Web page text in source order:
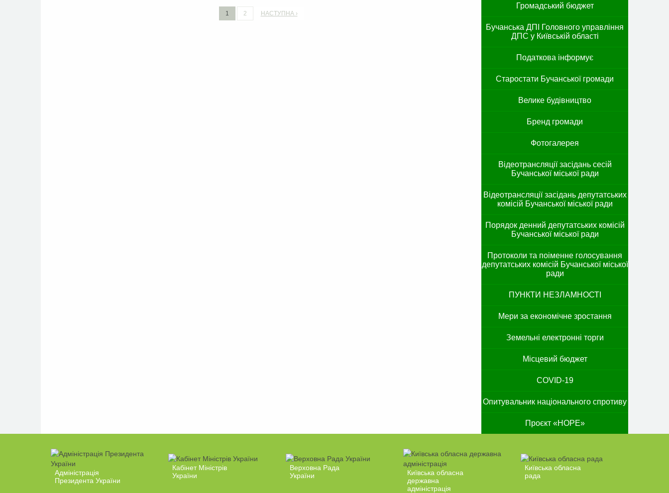
1 2 НАСТУПНА ›
Громадський бюджет
Бучанська ДПІ Головного управління
ДПС у Київській області
Податкова інформує
Старостати Бучанської громади
Велике будівництво
Бренд громади
Фотогалерея
Відеотрансляції засідань сесій
Бучанської міської ради
Відеотрансляції засідань депутатських
комісій Бучанської міської ради
Порядок денний депутатських комісій
Бучанської міської ради
Протоколи та поіменне голосування
депутатських комісій Бучанської міської
ради
ПУНКТИ НЕЗЛАМНОСТІ
Мери за економічне зростання
Земельні електронні торги
Місцевий бюджет
COVID-19
Опитувальник національного спротиву
Проєкт «HOPE»
Адміністрація
Президента України
Кабінет Міністрів
України
Верховна Рада
України
Київська обласна
державна
адміністрація
Київська обласна
рада